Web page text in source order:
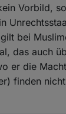
Vorbild,
bei
das auch
er die
finden